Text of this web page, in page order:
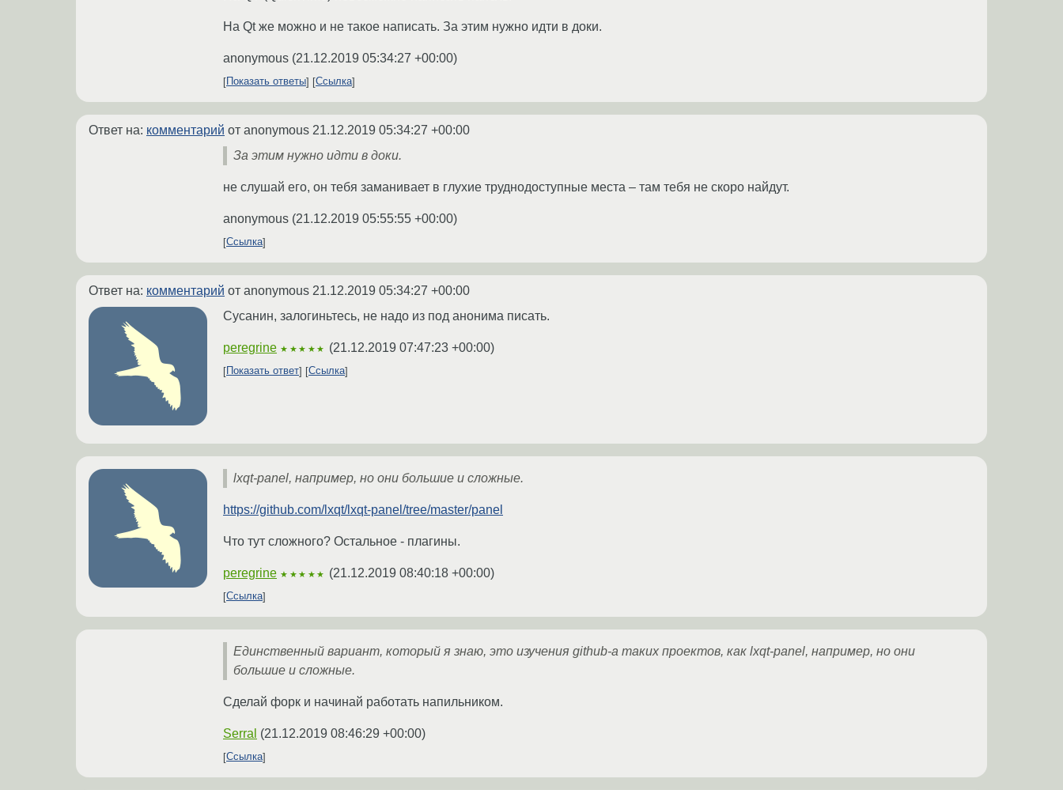
На Qt же можно и не такое написать. За этим нужно идти в доки.
anonymous (21.12.2019 05:34:27 +00:00)
Показать ответы Ссылка
Ответ на: комментарий от anonymous 21.12.2019 05:34:27 +00:00
За этим нужно идти в доки.
не слушай его, он тебя заманивает в глухие труднодоступные места – там тебя не скоро найдут.
anonymous (21.12.2019 05:55:55 +00:00)
Ссылка
Ответ на: комментарий от anonymous 21.12.2019 05:34:27 +00:00
Сусанин, залогиньтесь, не надо из под анонима писать.
peregrine ★★★★★ (21.12.2019 07:47:23 +00:00)
Показать ответ Ссылка
lxqt-panel, например, но они большие и сложные.
https://github.com/lxqt/lxqt-panel/tree/master/panel
Что тут сложного? Остальное - плагины.
peregrine ★★★★★ (21.12.2019 08:40:18 +00:00)
Ссылка
Единственный вариант, который я знаю, это изучения github-а таких проектов, как lxqt-panel, например, но они
большие и сложные.
Сделай форк и начинай работать напильником.
Serral (21.12.2019 08:46:29 +00:00)
Ссылка